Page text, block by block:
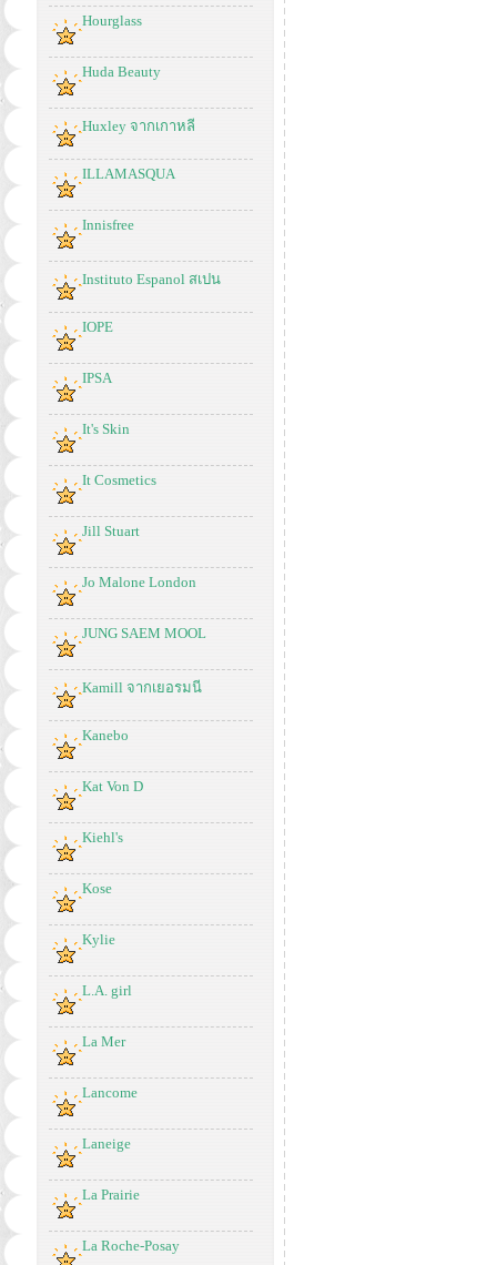
Hourglass
Huda Beauty
Huxley จากเกาหลี
ILLAMASQUA
Innisfree
Instituto Espanol สเปน
IOPE
IPSA
It's Skin
It Cosmetics
Jill Stuart
Jo Malone London
JUNG SAEM MOOL
Kamill จากเยอรมนี
Kanebo
Kat Von D
Kiehl's
Kose
Kylie
L.A. girl
La Mer
Lancome
Laneige
La Prairie
La Roche-Posay